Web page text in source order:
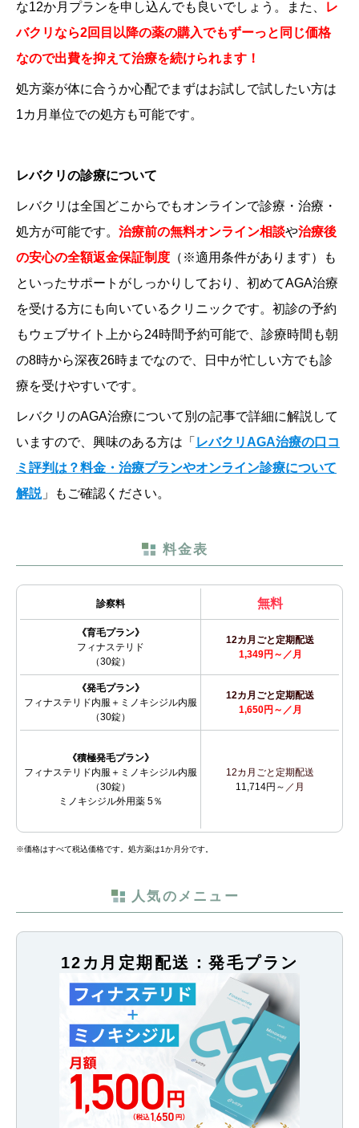
な12か月プランを申し込んでも良いでしょう。また、
レ
バクリなら2回目以降の薬の購入でもずーっと同じ価格
なので出費を抑えて治療を続けられます！
処方薬が体に合うか心配でまずはお試しで試したい方は
1カ月単位での処方も可能です。
レバクリの診療について
レバクリは全国どこからでもオンラインで診療・治療・
処方が可能です。 治療前の無料オンライン相談や治療後
の安心の全額返金保証制度 （ ※適用条件があります）も
といったサポートがしっかりしており、初めてAGA治療
を受ける方にも向いているクリニックです。初診の予約
もウェブサイト上から24時間予約可能で、診療時間も朝
の8時から深夜26時までなので、日中が忙しい方でも診
療を受けやすいです。
レバクリのAGA治療について別の記事で詳細に解説して
いますので、興味のある方は「 レバクリAGA治療の口コ
ミ評判は？料金・治療プランやオンライン診療について
解説」もご確認ください。
料金表
診察料 無料
《育毛プラン》
フィナステリド
（30錠）
12カ月ごと定期配送
1,349円～／月
《発毛プラン》
フィナステリド内服＋ミノキシジル内服
（30錠）
12カ月ごと定期配送
1,650円～／月
《積極発毛プラン》
フィナステリド内服＋ミノキシジル内服
（30錠）
ミノキシジル外用薬 5％
12カ月ごと定期配送
11,714円～ ／月
※価格はすべて税込価格です。処方薬は1か月分です。
人気のメニュー
12カ月定期配送：発毛プラン